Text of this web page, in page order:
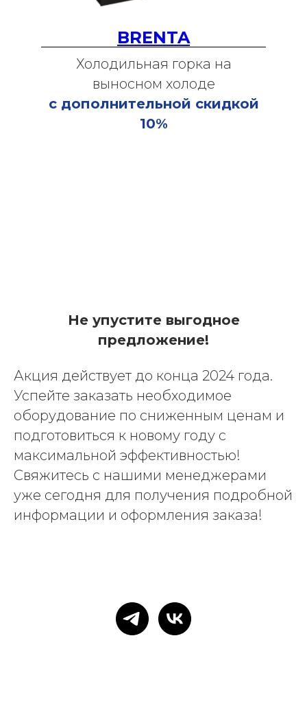
BRENTA
Холодильная горка на
выносном холоде
с дополнительной скидкой
10%
Не упустите выгодное
предложение!
Акция действует до конца 2024 года.
Успейте заказать необходимое
оборудование по сниженным ценам и
подготовиться к новому году с
максимальной эффективностью!
Свяжитесь с нашими менеджерами
уже сегодня для получения подробной
информации и оформления заказа!